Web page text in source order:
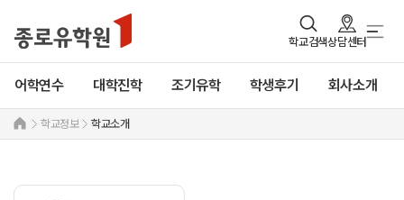
학교검색상담센터
어학연수 대학진학 조기유학 학생후기 회사소개
학교정보 학교소개